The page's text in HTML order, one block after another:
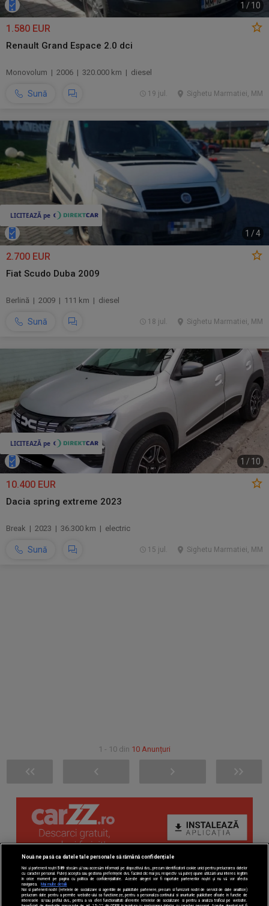
1 /10
1.580 EUR
Renault Grand Espace 2.0 dci
Monovolum | 2006 | 320.000 km | diesel
Sună Sighetu Marmatiei, MM
19 jul.
1 /4
2.700 EUR
Fiat Scudo Duba 2009
Berlină | 2009 | 111 km | diesel
Sună Sighetu Marmatiei, MM
18 jul.
1 / 10
10.400 EUR
Dacia spring extreme 2023
Break | 2023 | 36.300 km | electric
Sună Sighetu Marmatiei, MM
15 jul.
1 - 10 din 10 Anunțuri
Nouă ne pasă ca datele tale personale să rămână confidențiale
Noi și partenerii noștri 589 stocăm și/sau accesăm informații pe dispozitivul dvs., precum identificatorii cookie unici pentru prelucrarea datelor
cu caracter personal. Puteți accepta sau gestiona preferințele dvs. făcând clic mai jos, respectiv vă puteți opune utilizării unui interes legitim
în orice moment pe pagina cu politica de confidențialitate. Aceste alegeri vor fi raportate partenerilor noștri și nu vă vor afecta
navigarea.
Mai multe detalii
Noi si partenerii nostri (retelele de socializare si agentiile de publicitate partenere, precum si furnizorii nostri de servicii de date analitice)
prelucram date pentru a permite website-ului sa functioneze, pentru a personaliza continutul si anunturile publicitare afisate in functie de
interesele si/sau profilul dvs., pentru a va oferi functionalitati aferente retelelor de socializare si pentru a analiza traficul pe website.